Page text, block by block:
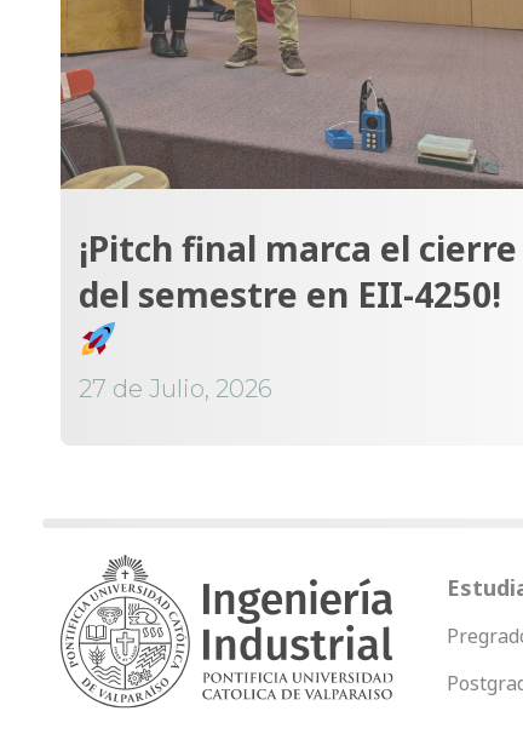
¡Pitch final marca el cierre
del semestre en EII-4250!
27 de Julio, 2026